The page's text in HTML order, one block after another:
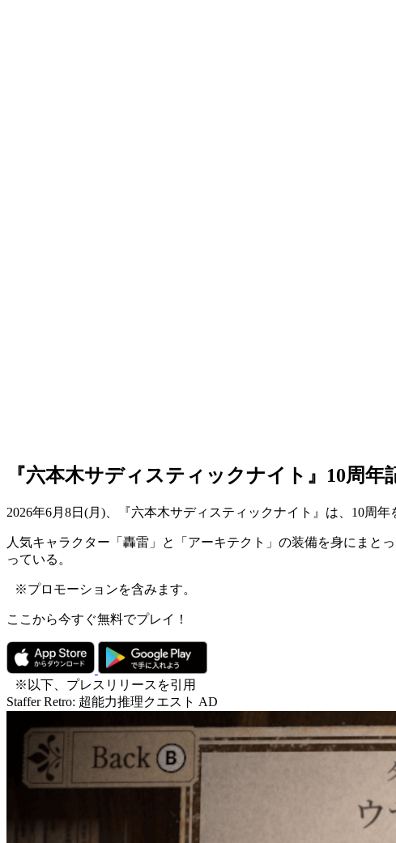
『六本木サディスティックナイト』10周年
2026年6月8日(月)、『六本木サディスティックナイト』は、10周
人気キャラクター「轟雷」と「アーキテクト」の装備を身にまと
っている。
※プロモーションを含みます。
ここから今すぐ無料でプレイ！
※以下、プレスリリースを引用
Staffer Retro: 超能力推理クエスト AD